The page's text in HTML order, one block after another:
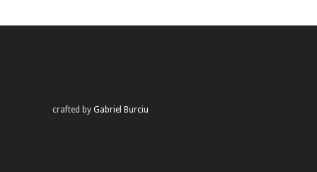
crafted by Gabriel Burciu